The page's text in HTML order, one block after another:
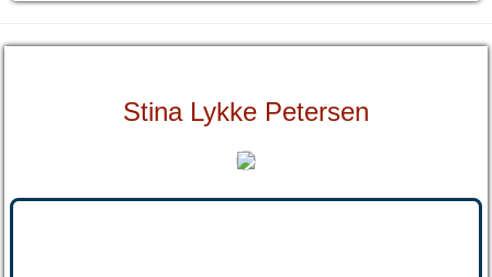
Stina Lykke Petersen